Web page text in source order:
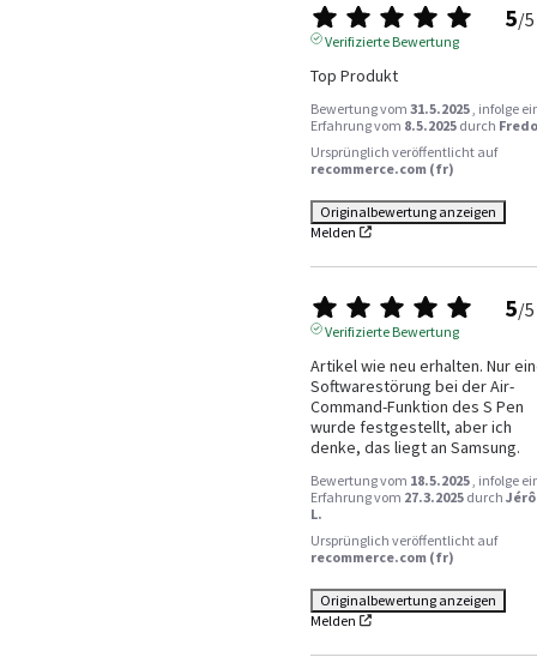
5/5
Verifizierte Bewertung
Top Produkt
Bewertung vom 31.5.2025 , infolge
Erfahrung vom 8.5.2025 durch
Ursprünglich veröffentlicht auf
recommerce.com (fr)
Originalbewertung anzeigen
Melden
5/5
Verifizierte Bewertung
Artikel wie neu erhalten. Nur
Softwarestörung bei der Air-
Command-Funktion des S Pen
wurde festgestellt, aber ich
denke, das liegt an Samsung.
Bewertung vom 18.5.2025 , infolge
Erfahrung vom 27.3.2025 durch
L.
Ursprünglich veröffentlicht auf
recommerce.com (fr)
Originalbewertung anzeigen
Melden